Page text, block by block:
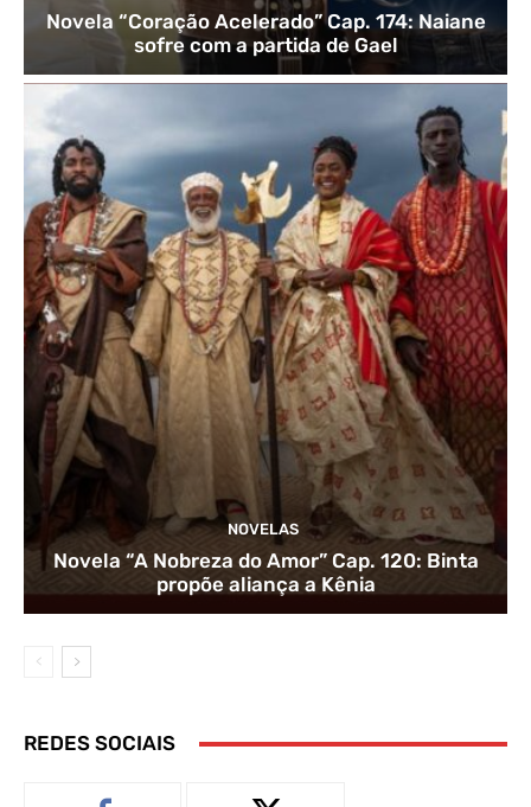
Novela “Coração Acelerado” Cap. 174: Naiane
sofre com a partida de Gael
NOVELAS
Novela “A Nobreza do Amor” Cap. 120: Binta
propõe aliança a Kênia
REDES SOCIAIS